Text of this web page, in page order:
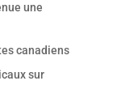
une
canadiens
sur